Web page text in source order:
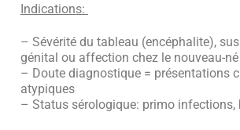
Indications:
– Sévérité du tableau (encéphalite),
génital ou affection chez le nouveau-né
– Doute diagnostique = présentations
atypiques
– Status sérologique: primo infections,